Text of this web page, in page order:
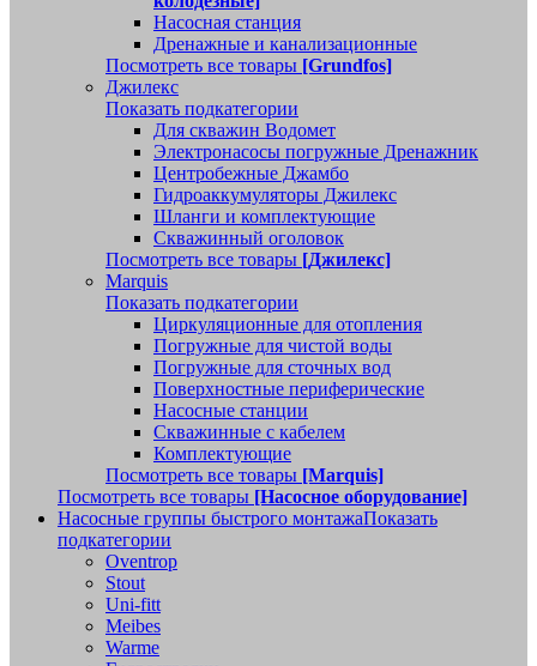
Насосная станция
Дренажные и канализационные
Посмотреть все товары [Grundfos]
Джилекс
Показать подкатегории
Для скважин Водомет
Электронасосы погружные Дренажник
Центробежные Джамбо
Гидроаккумуляторы Джилекс
Шланги и комплектующие
Скважинный оголовок
Посмотреть все товары [Джилекс]
Marquis
Показать подкатегории
Циркуляционные для отопления
Погружные для чистой воды
Погружные для сточных вод
Поверхностные периферические
Насосные станции
Скважинные с кабелем
Комплектующие
Посмотреть все товары [Marquis]
Посмотреть все товары [Насосное оборудование]
Насосные группы быстрого монтажаПоказать
подкатегории
Oventrop
Stout
Uni-fitt
Meibes
Warme